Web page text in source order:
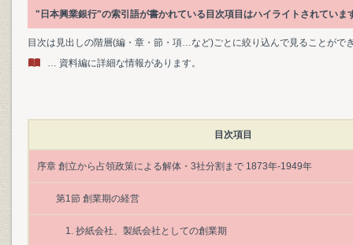
"日本興業銀行"の索引語が書かれている目次項目はハイライトされていま
目次は見出しの階層(編・章・節・項…など)ごとに絞り込んで見ることがで
… 資料編に詳細な情報があります。
目次項目
序章 創立から占領政策による解体・3社分割まで 1873年-1949年
第1節 創業期の経営
1. 抄紙会社、製紙会社としての創業期